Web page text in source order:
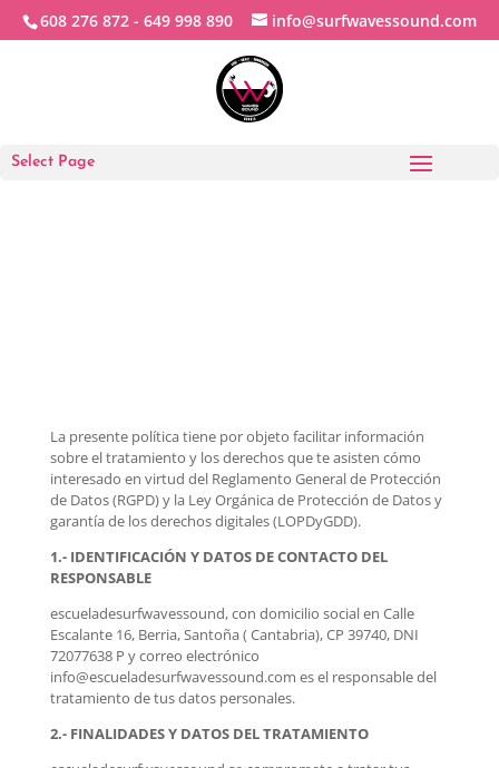
608 276 872 - 649 998 890 info@surfwavessound.com
Select Page
La presente política tiene por objeto facilitar información
sobre el tratamiento y los derechos que te asisten cómo
interesado en virtud del Reglamento General de Protección
de Datos (RGPD) y la Ley Orgánica de Protección de Datos y
garantía de los derechos digitales (LOPDyGDD).
1.- IDENTIFICACIÓN Y DATOS DE CONTACTO DEL
RESPONSABLE
escueladesurfwavessound, con domicilio social en Calle
Escalante 16, Berria, Santoña ( Cantabria), CP 39740, DNI
72077638 P y correo electrónico
info@escueladesurfwavessound.com es el responsable del
tratamiento de tus datos personales.
2.- FINALIDADES Y DATOS DEL TRATAMIENTO